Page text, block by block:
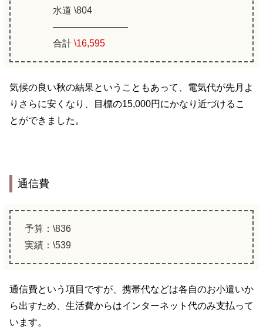
水道 \804
合計 \16,595
気候の良い秋の結果ということもあって、電気代が先月よ
りさらに安くなり、目標の15,000円にかなり近づけるこ
とができました。
通信費
予算：\836
実績：\539
通信費という項目ですが、携帯代などは各自のお小遣いか
ら出すため、生活費からはインターネット代のみ支払って
います。